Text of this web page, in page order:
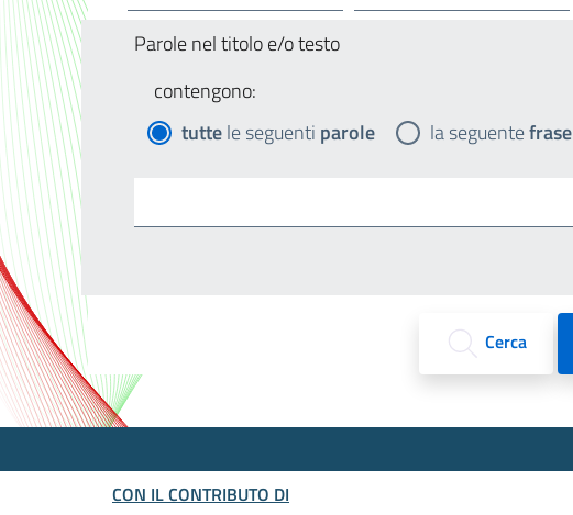
Parole nel titolo e/o testo
contengono:
tuttele seguenti parole la seguentefrase
Cerca
CON IL CONTRIBUTO DI